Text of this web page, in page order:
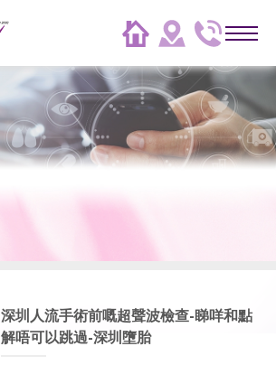
深圳人流手術前嘅超聲波檢查-睇咩和點
解唔可以跳過-深圳墮胎